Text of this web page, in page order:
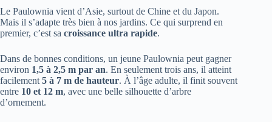
Le Paulownia vient d’Asie, surtout de Chine et du Japon.
Mais il s’adapte très bien à nos jardins. Ce qui surprend en
premier, c’est sa croissance ultra rapide.
Dans de bonnes conditions, un jeune Paulownia peut gagner
environ 1,5 à 2,5 m par an. En seulement trois ans, il atteint
facilement 5 à 7 m de hauteur. À l’âge adulte, il finit souvent
entre 10 et 12 m, avec une belle silhouette d’arbre
d’ornement.